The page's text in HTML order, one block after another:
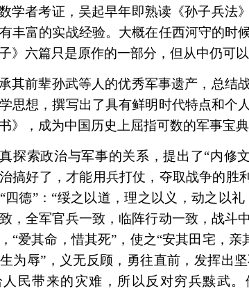
学者考证，吴起早年即熟读《孙子兵法
丰富的实战经验。大概在任西河守的时
》六篇只是原作的一部分，但从中仍可
其前辈孙武等人的优秀军事遗产，总结
思想，撰写出了具有鲜明时代特点和个
》，成为中国历史上屈指可数的军事宝典
探索政治与军事的关系，提出了“内修
搞好了，才能用兵打仗，夺取战争的胜
四德”：“绥之以道，理之以义，动之以
，全军官兵一致，临阵行动一致，战斗
“爱其命，惜其死”，使之“安其田宅，
为辱”，义无反顾，勇往直前，发挥出
民带来的灾难，所以反对穷兵黩武